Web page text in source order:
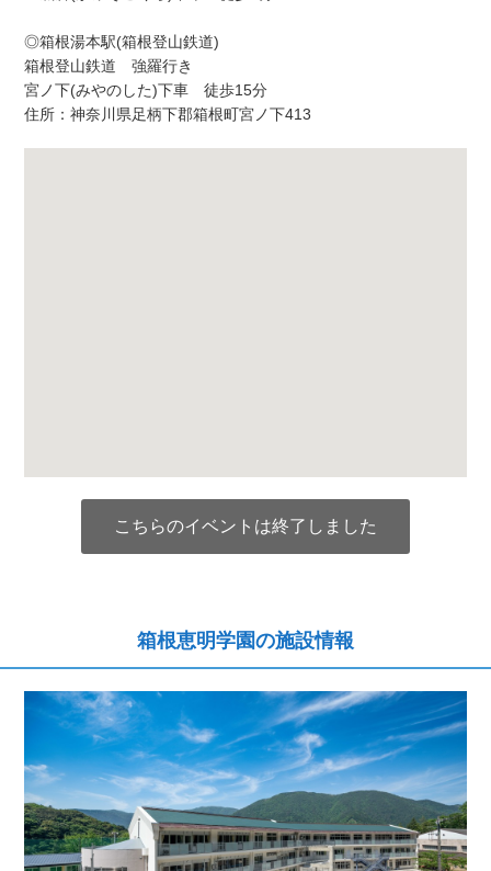
◎箱根湯本駅(箱根登山鉄道)
箱根登山鉄道 強羅行き
宮ノ下(みやのした)下車 徒歩15分
住所：神奈川県足柄下郡箱根町宮ノ下413
こちらのイベントは終了しました
箱根恵明学園の施設情報